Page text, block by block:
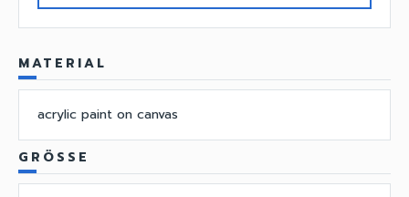
MATERIAL
acrylic paint on canvas
GRÖSSE